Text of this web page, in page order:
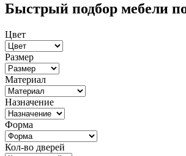
Быстрый подбор мебели
Цвет
Размер
Материал
Назначение
Форма
Кол-во дверей